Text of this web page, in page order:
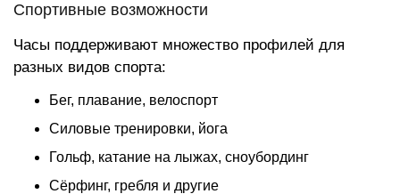
Спортивные возможности
Часы поддерживают множество профилей для
разных видов спорта:
Бег, плавание, велоспорт
Силовые тренировки, йога
Гольф, катание на лыжах, сноубординг
Сёрфинг, гребля и другие